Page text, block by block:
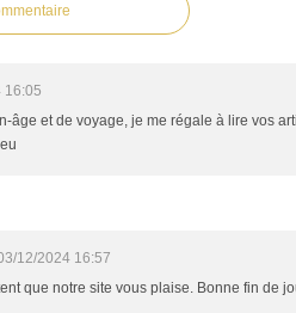
16:05
âge et de voyage, je me régale à lire vos
12/2024 16:57
que notre site vous plaise. Bonne fin de